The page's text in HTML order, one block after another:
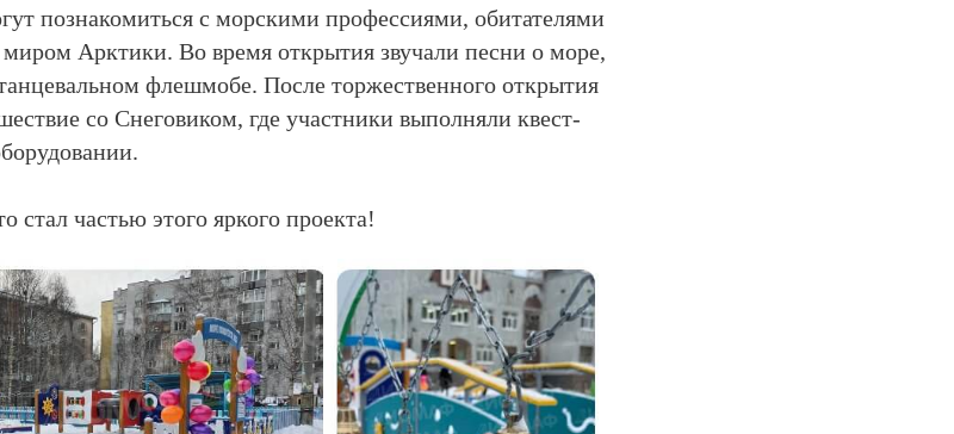
познакомиться с морскими профессиями, обитателями
Арктики. Во время открытия звучали песни о море,
флешмобе. После торжественного открытия
со Снеговиком, где участники выполняли квест-
стал частью этого яркого проекта!